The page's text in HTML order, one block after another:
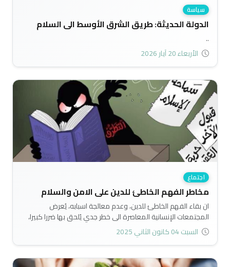
سياسة
الدولة الحديثة: طريق الشرق الأوسط الى السلام
..
الأربعاء 20 آيار 2026
اجتماع
مخاطر الفهم الخاطئ للدين على الامن والسلام
ان بقاء الفهم الخاطئ للدين، وعدم معالجة اسبابه، يُعرض
المجتمعات الإنسانية المعاصرة الى خطر جدي يُلحق بها ضررا كبيرا،
وهذا الخطر يتطلب من القيادات الدينية والفكرية، والقوى السياسية
والاجتماعية التي ترفع لواء الدين بذل جهود كبيرة ومسؤولة
لتصحيح هذا الفهم، وتحقيق مقاصد الدين في حماية الحقوق
والحريات، واعمار الأرض، ونشر السلام والإصلاح والعدل بين الناس..
السبت 04 كانون الثاني 2025